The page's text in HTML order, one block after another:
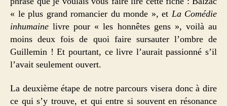
« le plus grand romancier du monde », et La Comédie
inhumaine livre pour « les honnêtes gens », voilà au
moins deux fois de quoi faire sursauter l’ombre de
Guillemin ! Et pourtant, ce livre l’aurait passionné s’il
l’avait seulement ouvert.
La deuxième étape de notre parcours visera donc à dire
ce qui s’y trouve, et qui entre si souvent en résonance